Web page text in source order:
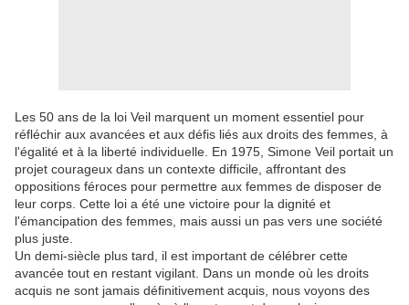
Les 50 ans de la loi Veil marquent un moment essentiel pour
réfléchir aux avancées et aux défis liés aux droits des femmes, à
l'égalité et à la liberté individuelle. En 1975, Simone Veil portait un
projet courageux dans un contexte difficile, affrontant des
oppositions féroces pour permettre aux femmes de disposer de
leur corps. Cette loi a été une victoire pour la dignité et
l'émancipation des femmes, mais aussi un pas vers une société
plus juste.
Un demi-siècle plus tard, il est important de célébrer cette
avancée tout en restant vigilant. Dans un monde où les droits
acquis ne sont jamais définitivement acquis, nous voyons des